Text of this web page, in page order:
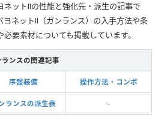
ットⅡの性能と強化先・派生の記事で
ネットⅡ（ガンランス）の入手方法や条
要素材についても掲載しています。
ランスの関連記事
序盤装備 操作方法・コンボ
ランスの派生表 -